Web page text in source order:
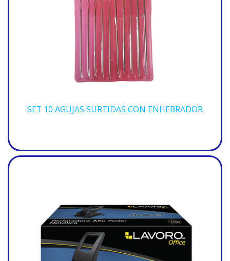
SET 10 AGUJAS SURTIDAS CON ENHEBRADOR